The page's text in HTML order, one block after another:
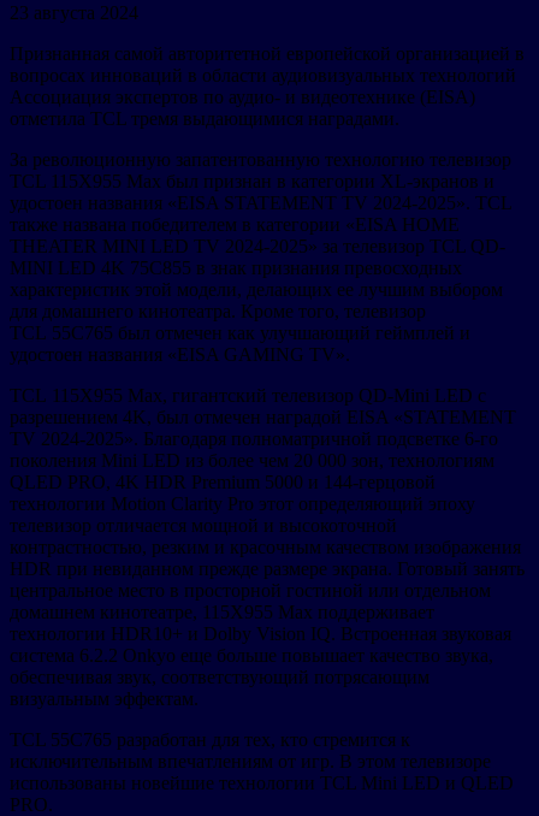
23 августа 2024
Признанная самой авторитетной европейской организацией в
вопросах инноваций в области аудиовизуальных технологий
Ассоциация экспертов по аудио- и видеотехнике (EISA)
отметила TCL тремя выдающимися наградами.
За революционную запатентованную технологию телевизор
TCL 115X955 Max был признан в категории XL-экранов и
удостоен названия «EISA STATEMENT TV 2024-2025». TCL
также названа победителем в категории «EISA HOME
THEATER MINI LED TV 2024-2025» за телевизор TCL QD-
MINI LED 4K 75C855 в знак признания превосходных
характеристик этой модели, делающих ее лучшим выбором
для домашнего кинотеатра. Кроме того, телевизор
TCL 55C765 был отмечен как улучшающий геймплей и
удостоен названия «EISA GAMING TV».
TCL 115X955 Max, гигантский телевизор QD-Mini LED с
разрешением 4K, был отмечен наградой EISA «STATEMENT
TV 2024-2025». Благодаря полноматричной подсветке 6-го
поколения Mini LED из более чем 20 000 зон, технологиям
QLED PRO, 4K HDR Premium 5000 и 144-герцовой
технологии Motion Clarity Pro этот определяющий эпоху
телевизор отличается мощной и высокоточной
контрастностью, резким и красочным качеством изображения
HDR при невиданном прежде размере экрана. Готовый занять
центральное место в просторной гостиной или отдельном
домашнем кинотеатре, 115X955 Max поддерживает
технологии HDR10+ и Dolby Vision IQ. Встроенная звуковая
система 6.2.2 Onkyo еще больше повышает качество звука,
обеспечивая звук, соответствующий потрясающим
визуальным эффектам.
TCL 55C765 разработан для тех, кто стремится к
исключительным впечатлениям от игр. В этом телевизоре
использованы новейшие технологии TCL Mini LED и QLED
PRO.